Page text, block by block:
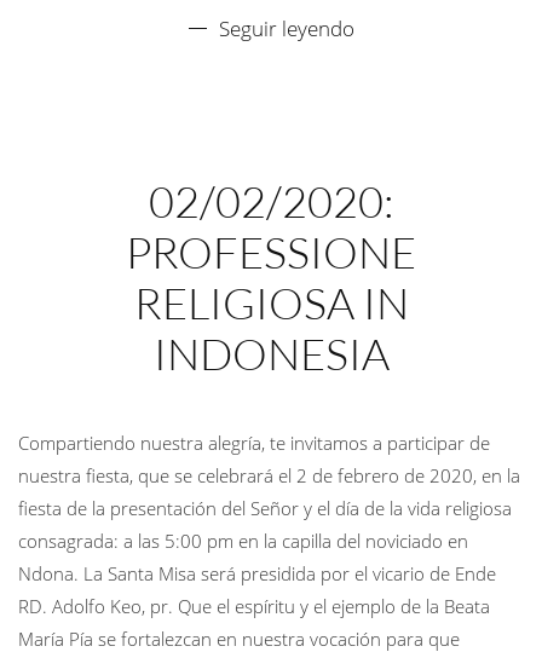
Seguir leyendo
02/02/2020:
PROFESSIONE
RELIGIOSA IN
INDONESIA
Compartiendo nuestra alegría, te invitamos a participar de
nuestra fiesta, que se celebrará el 2 de febrero de 2020, en la
fiesta de la presentación del Señor y el día de la vida religiosa
consagrada: a las 5:00 pm en la capilla del noviciado en
Ndona. La Santa Misa será presidida por el vicario de Ende
RD. Adolfo Keo, pr. Que el espíritu y el ejemplo de la Beata
María Pía se fortalezcan en nuestra vocación para que